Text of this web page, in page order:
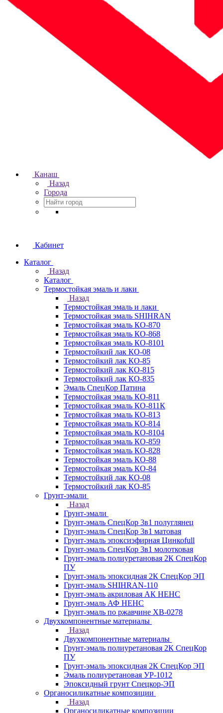
Канаш
Назад
Города
Кабинет
Каталог
Назад
Каталог
Термостойкая эмаль и лаки
Назад
Термостойкая эмаль и лаки
Термостойкая эмаль SHIHRAN
Термостойкая эмаль КО-870
Термостойкая эмаль КО-868
Термостойкая эмаль КО-8101
Термостойкий лак КО-08
Термостойкий лак КО-85
Термостойкий лак КО-815
Термостойкий лак КО-835
Эмаль СпецКор Патина
Термостойкая эмаль КО-811
Термостойкая эмаль КО-811К
Термостойкая эмаль КО-813
Термостойкая эмаль КО-814
Термостойкая эмаль КО-8104
Термостойкая эмаль КО-859
Термостойкая эмаль КО-828
Термостойкая эмаль КО-88
Термостойкая эмаль КО-84
Термостойкий лак КО-08
Термостойкий лак КО-85
Грунт-эмали
Назад
Грунт-эмали
Грунт-эмаль СпецКор 3в1 полуглянец
Грунт-эмаль СпецКор 3в1 матовая
Грунт-эмаль эпоксиэфирная Цинкоfull
Грунт-эмаль СпецКор 3в1 молотковая
Грунт-эмаль полиуретановая 2К СпецКор
ПУ
Грунт-эмаль эпоксидная 2К СпецКор ЭП
Грунт-эмаль SHIHRAN-110
Грунт-эмаль акриловая АК НЕНС
Грунт-эмаль АФ НЕНС
Грунт-эмаль по ржавчине ХВ-0278
Двухкомпонентные материалы
Назад
Двухкомпонентные материалы
Грунт-эмаль полиуретановая 2К СпецКор
ПУ
Грунт-эмаль эпоксидная 2К СпецКор ЭП
Эмаль полиуретановая УР-1012
Эпоксидный грунт Спецкор-ЭП
Органосиликатные композиции
Назад
Органосиликатные композиции